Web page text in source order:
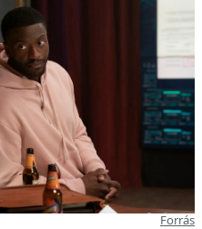
Forrás